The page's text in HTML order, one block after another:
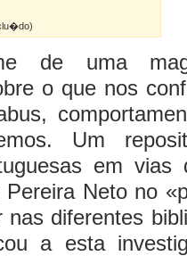
de uma
o que nos
Um
em vias
Neto no
nas diferentes
a esta